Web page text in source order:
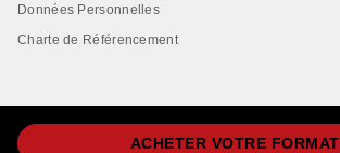
ACHETER VOTRE FORMAT
Données Personnelles
Charte de Référencement